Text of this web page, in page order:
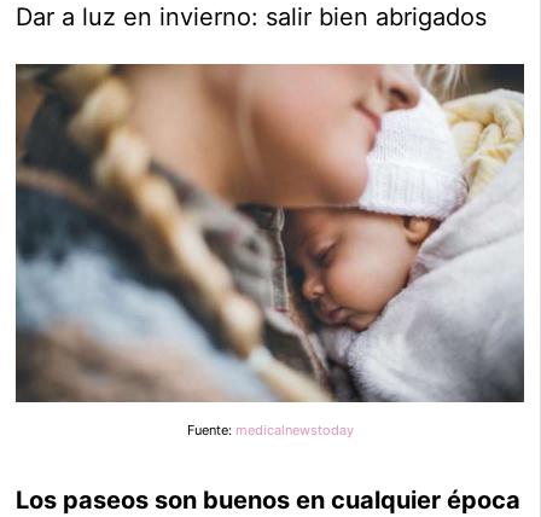
Dar a luz en invierno: salir bien abrigados
Fuente: medicalnewstoday
Los paseos son buenos en cualquier época